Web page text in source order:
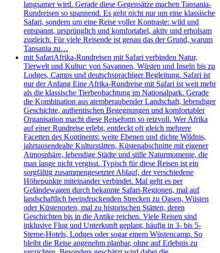
langsamer wird. Gerade diese Gegensätze machen Tansania-
Rundreisen so spannend. Es geht nicht nur um eine klassische
Safari, sondern um eine Reise voller Kontraste: wild und
entspannt, ursprünglich und komfortabel, aktiv und erholsam
zugleich. Für viele Reisende ist genau das der Grund, warum
Tansania zu…
mit SafariAfrika-Rundreisen mit Safari verbinden Natur,
Tierwelt und Kultur: von Savannen, Wüsten und Inseln bis zu
Lodges, Camps und deutschsprachiger Begleitung. Safari ist
nur der Anfang Eine Afrika-Rundreise mit Safari ist weit mehr
als die klassische Tierbeobachtung im Nationalpark. Gerade
die Kombination aus atemberaubender Landschaft, lebendiger
Geschichte, authentischen Begegnungen und komfortabler
Organisation macht diese Reiseform so reizvoll. Wer Afrika
auf einer Rundreise erlebt, entdeckt oft gleich mehrere
Facetten des Kontinents: weite Ebenen und dichte Wildnis,
jahrtausendealte Kulturstätten, Küstenabschnitte mit eigener
Atmosphäre, lebendige Städte und stille Naturmomente, die
man lange nicht vergisst. Typisch für diese Reisen ist ein
sorgfältig zusammengesetzter Ablauf, der verschiedene
Höhepunkte miteinander verbindet. Mal geht es per
Geländewagen durch bekannte Safari-Regionen, mal auf
landschaftlich beeindruckenden Strecken zu Oasen, Wüsten
oder Küstenorten, mal zu historischen Stätten, deren
Geschichten bis in die Antike reichen. Viele Reisen sind
inklusive Flug und Unterkunft geplant, häufig in 3- bis 5-
Sterne-Hotels, Lodges oder sogar einem Wüstencamp. So
bleibt die Reise angenehm planbar, ohne auf Erlebnis zu